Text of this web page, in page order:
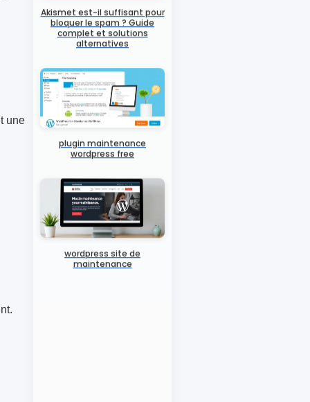
une
Akismet est-il suffisant pour
bloquer le spam ? Guide
complet et solutions
plugin maintenance
wordpress site de